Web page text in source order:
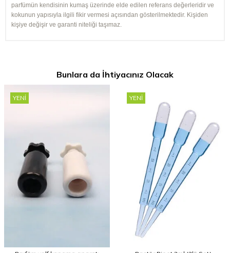
parfümün kendisinin kumaş üzerinde elde edilen referans değerleridir ve
kokunun yapısıyla ilgili fikir vermesi açısından gösterilmektedir. Kişiden
kişiye değişir ve garanti niteliği taşımaz.
Bunlara da İhtiyacınız Olacak
YENI YENI